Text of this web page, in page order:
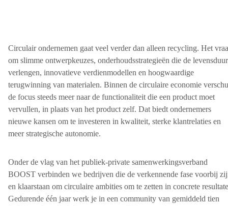
Circulair ondernemen gaat veel verder dan alleen recycling. Het
om slimme ontwerpkeuzes, onderhoudsstrategieën die de levensduur
verlengen, innovatieve verdienmodellen en hoogwaardige
terugwinning van materialen. Binnen de circulaire economie
de focus steeds meer naar de functionaliteit die een product moet
vervullen, in plaats van het product zelf. Dat biedt ondernemers
nieuwe kansen om te investeren in kwaliteit, sterke klantrelaties en
meer strategische autonomie.
Onder de vlag van het publiek-private samenwerkingsverband
BOOST verbinden we bedrijven die de verkennende fase voorbij
en klaarstaan om circulaire ambities om te zetten in concrete
Gedurende één jaar werk je in een community van gemiddeld tien